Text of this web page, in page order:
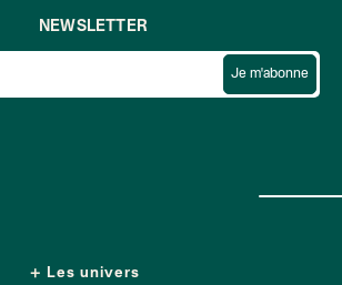
Les univers
NEWSLETTER
Je m'abonne